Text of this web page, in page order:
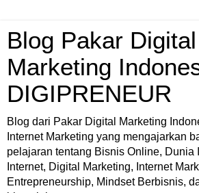
Blog Pakar Digital
Marketing
DIGIPRENEUR
Blog dari Pakar Digital Marketing
Internet Marketing yang mengajarkan
pelajaran tentang Bisnis Online, Dunia
Internet, Digital Marketing, Internet
Entrepreneurship, Mindset Berbisnis,